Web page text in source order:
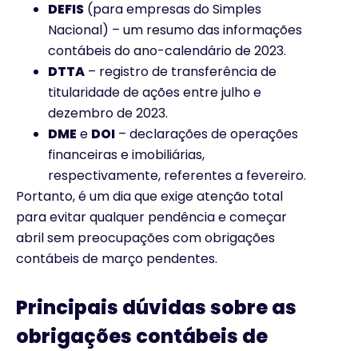
DEFIS (para empresas do Simples
Nacional) – um resumo das informações
contábeis do ano-calendário de 2023.
DTTA – registro de transferência de
titularidade de ações entre julho e
dezembro de 2023.
DME e DOI – declarações de operações
financeiras e imobiliárias,
respectivamente, referentes a fevereiro.
Portanto, é um dia que exige atenção total
para evitar qualquer pendência e começar
abril sem preocupações com obrigações
contábeis de março pendentes.
Principais dúvidas sobre as
obrigações contábeis de